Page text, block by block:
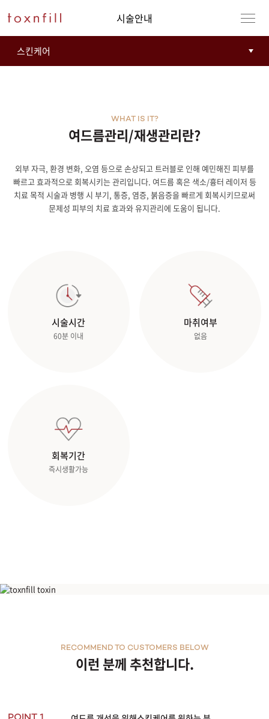
시술안내
여드름관리/재생관리란?
WHAT IS IT?
외부 자극, 환경 변화, 오염 등으로 손상되고 트러블로 인해 예민해진 피부를
빠르고 효과적으로 회복시키는 관리입니다. 여드름 혹은 색소/흉터 레이저 등
치료 목적 시술과 병행 시 부기, 통증, 염증, 붉음증을 빠르게 회복시키므로써
문제성 피부의 치료 효과와 유지관리에 도움이 됩니다.
시술시간
60분 이내
마취여부
없음
회복기간
즉시생활가능
이런 분께 추천합니다.
RECOMMEND TO CUSTOMERS BELOW